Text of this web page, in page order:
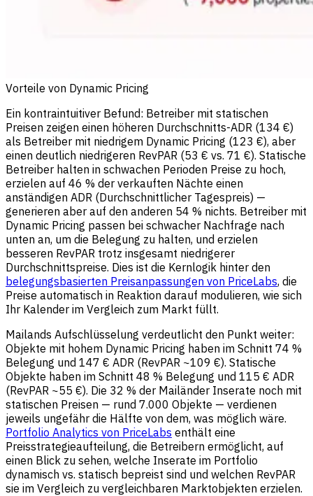
Vorteile von Dynamic Pricing
Ein kontraintuitiver Befund: Betreiber mit statischen
Preisen zeigen einen höheren Durchschnitts-ADR (134 €)
als Betreiber mit niedrigem Dynamic Pricing (123 €), aber
einen deutlich niedrigeren RevPAR (53 € vs. 71 €). Statische
Betreiber halten in schwachen Perioden Preise zu hoch,
erzielen auf 46 % der verkauften Nächte einen
anständigen ADR (Durchschnittlicher Tagespreis) —
generieren aber auf den anderen 54 % nichts. Betreiber mit
Dynamic Pricing passen bei schwacher Nachfrage nach
unten an, um die Belegung zu halten, und erzielen
besseren RevPAR trotz insgesamt niedrigerer
Durchschnittspreise. Dies ist die Kernlogik hinter den
belegungsbasierten Preisanpassungen von PriceLabs, die
Preise automatisch in Reaktion darauf modulieren, wie sich
Ihr Kalender im Vergleich zum Markt füllt.
Mailands Aufschlüsselung verdeutlicht den Punkt weiter:
Objekte mit hohem Dynamic Pricing haben im Schnitt 74 %
Belegung und 147 € ADR (RevPAR ~109 €). Statische
Objekte haben im Schnitt 48 % Belegung und 115 € ADR
(RevPAR ~55 €). Die 32 % der Mailänder Inserate noch mit
statischen Preisen — rund 7.000 Objekte — verdienen
jeweils ungefähr die Hälfte von dem, was möglich wäre.
Portfolio Analytics von PriceLabs enthält eine
Preisstrategieaufteilung, die Betreibern ermöglicht, auf
einen Blick zu sehen, welche Inserate im Portfolio
dynamisch vs. statisch bepreist sind und welchen RevPAR
sie im Vergleich zu vergleichbaren Marktobjekten erzielen.